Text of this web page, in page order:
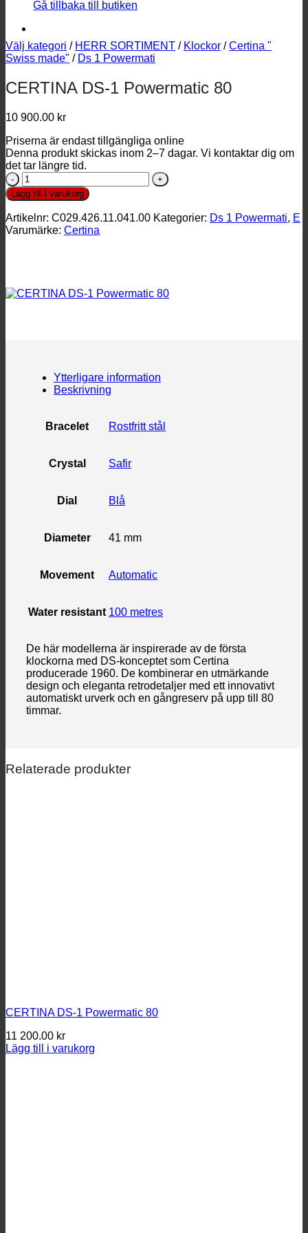
Gå tillbaka till butiken
Välj kategori / HERR SORTIMENT / Klockor / Certina "
Swiss made" / Ds 1 Powermati
CERTINA DS-1 Powermatic 80
10 900.00 kr
Priserna är endast tillgängliga online
Denna produkt skickas inom 2–7 dagar. Vi kontaktar dig om
det tar längre tid.
CERTINA
DS-
1
Powermatic
80
Lägg till i varukorg
Artikelnr: C029.426.11.041.00 Kategorier: Ds 1 Powermati, E
Varumärke: Certina
Ytterligare information
Beskrivning
Bracelet Rostfritt stål
Crystal Safir
Dial Blå
Diameter 41 mm
Movement Automatic
Water resistant 100 metres
De här modellerna är inspirerade av de första
klockorna med DS-konceptet som Certina
producerade 1960. De kombinerar en utmärkande
design och eleganta retrodetaljer med ett innovativt
automatiskt urverk och en gångreserv på upp till 80
timmar.
Relaterade produkter
CERTINA DS-1 Powermatic 80
11 200.00 kr
Lägg till i varukorg